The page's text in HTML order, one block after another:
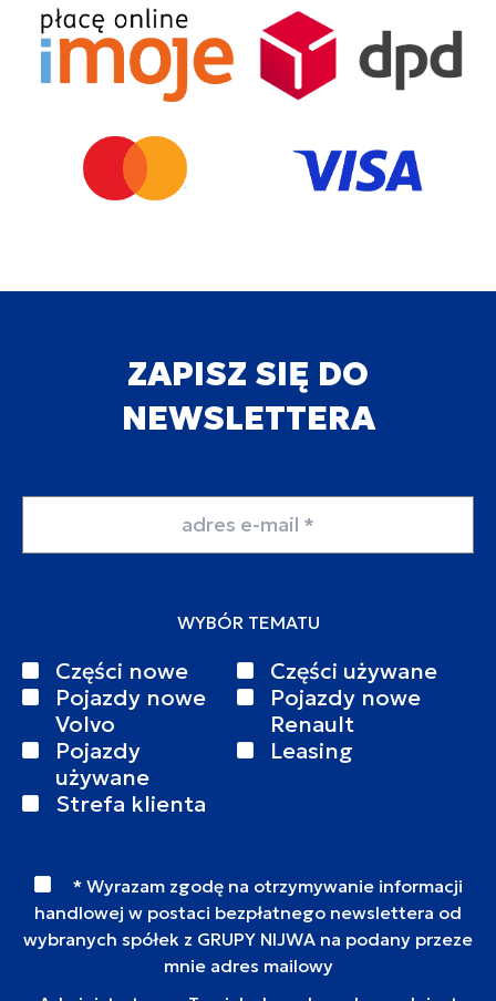
ZAPISZ SIĘ DO
NEWSLETTERA
WYBÓR TEMATU
Części nowe
Części używane
Pojazdy nowe
Volvo
Pojazdy nowe
Renault
Pojazdy
używane
Leasing
Strefa klienta
* Wyrazam zgodę na otrzymywanie informacji
handlowej w postaci bezpłatnego newslettera od
wybranych spółek z GRUPY NIJWA na podany przeze
mnie adres mailowy